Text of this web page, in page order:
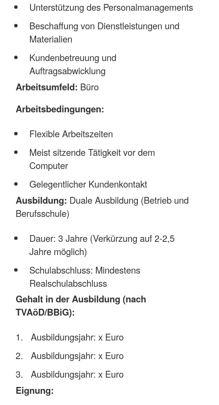
Unterstützung des Personalmanagements
Beschaffung von Dienstleistungen und
Materialien
Kundenbetreuung und
Auftragsabwicklung
Arbeitsumfeld: Büro
Arbeitsbedingungen:
Flexible Arbeitszeiten
Meist sitzende Tätigkeit vor dem
Computer
Gelegentlicher Kundenkontakt
Ausbildung: Duale Ausbildung (Betrieb und
Berufsschule)
Dauer: 3 Jahre (Verkürzung auf 2-2,5
Jahre möglich)
Schulabschluss: Mindestens
Realschulabschluss
Gehalt in der Ausbildung (nach
TVAöD/BBiG):
Ausbildungsjahr: x Euro
Ausbildungsjahr: x Euro
Ausbildungsjahr: x Euro
Eignung: